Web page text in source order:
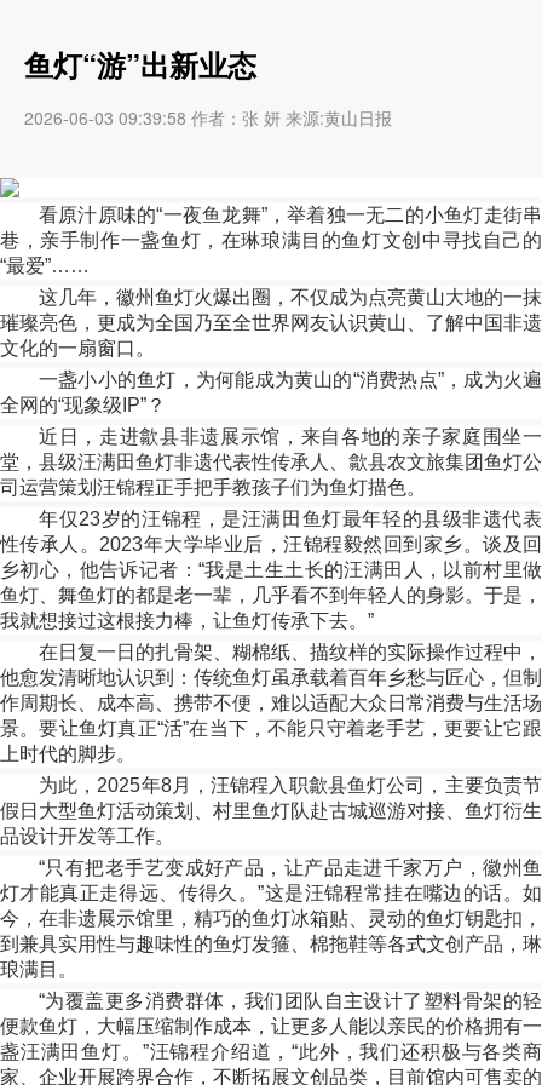
鱼灯“游”出新业态
2026-06-03 09:39:58 作者：张 妍 来源:黄山日报
看原汁原味的“一夜鱼龙舞”，举着独一无二的小鱼灯走街串
巷，亲手制作一盏鱼灯，在琳琅满目的鱼灯文创中寻找自己的
“最爱”……
这几年，徽州鱼灯火爆出圈，不仅成为点亮黄山大地的一抹
璀璨亮色，更成为全国乃至全世界网友认识黄山、了解中国非遗
文化的一扇窗口。
一盏小小的鱼灯，为何能成为黄山的“消费热点”，成为火遍
全网的“现象级IP”？
近日，走进歙县非遗展示馆，来自各地的亲子家庭围坐一
堂，县级汪满田鱼灯非遗代表性传承人、歙县农文旅集团鱼灯公
司运营策划汪锦程正手把手教孩子们为鱼灯描色。
年仅23岁的汪锦程，是汪满田鱼灯最年轻的县级非遗代表
性传承人。2023年大学毕业后，汪锦程毅然回到家乡。谈及回
乡初心，他告诉记者：“我是土生土长的汪满田人，以前村里做
鱼灯、舞鱼灯的都是老一辈，几乎看不到年轻人的身影。于是，
我就想接过这根接力棒，让鱼灯传承下去。”
在日复一日的扎骨架、糊棉纸、描纹样的实际操作过程中，
他愈发清晰地认识到：传统鱼灯虽承载着百年乡愁与匠心，但制
作周期长、成本高、携带不便，难以适配大众日常消费与生活场
景。要让鱼灯真正“活”在当下，不能只守着老手艺，更要让它跟
上时代的脚步。
为此，2025年8月，汪锦程入职歙县鱼灯公司，主要负责节
假日大型鱼灯活动策划、村里鱼灯队赴古城巡游对接、鱼灯衍生
品设计开发等工作。
“只有把老手艺变成好产品，让产品走进千家万户，徽州鱼
灯才能真正走得远、传得久。”这是汪锦程常挂在嘴边的话。如
今，在非遗展示馆里，精巧的鱼灯冰箱贴、灵动的鱼灯钥匙扣，
到兼具实用性与趣味性的鱼灯发箍、棉拖鞋等各式文创产品，琳
琅满目。
“为覆盖更多消费群体，我们团队自主设计了塑料骨架的轻
便款鱼灯，大幅压缩制作成本，让更多人能以亲民的价格拥有一
盏汪满田鱼灯。”汪锦程介绍道，“此外，我们还积极与各类商
家、企业开展跨界合作，不断拓展文创品类，目前馆内可售卖的